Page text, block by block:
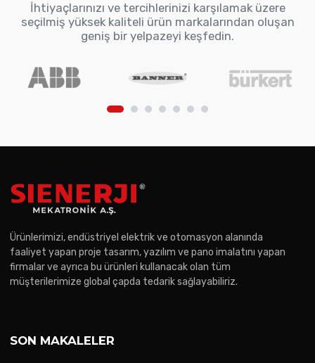
İhtiyaçlarınızı ve tercihlerinizi karşılamak üzere
seçilmiş yüksek kaliteli ürün markalarından oluşan
geniş bir yelpazeyi keşfedin.
Ürünlerimizi, endüstriyel elektrik ve otomasyon alanında
faaliyet yapan proje tasarım, yazılım ve pano imalatını yapan
firmalar ve ayrıca bu ürünleri kullanacak olan tüm
müşterilerimize global çapda tedarik sağlayabiliriz.
SON MAKALELER